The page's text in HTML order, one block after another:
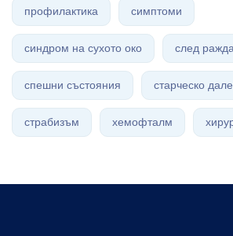
профилактика симптоми
синдром на сухото око след
спешни състояния старческо
страбизъм хемофталм